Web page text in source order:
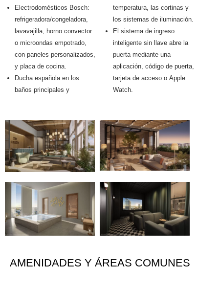
Electrodomésticos Bosch:
refrigeradora/congeladora,
lavavajilla, horno convector
o microondas empotrado,
con paneles personalizados,
y placa de cocina.
Ducha española en los
baños principales y
temperatura, las cortinas y
los sistemas de iluminación.
El sistema de ingreso
inteligente sin llave abre la
puerta mediante una
aplicación, código de puerta,
tarjeta de acceso o Apple
Watch.
AMENIDADES Y ÁREAS COMUNES